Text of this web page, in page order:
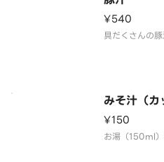
¥540
具だくさんの豚
みそ汁（カ
¥150
お湯（150ml）